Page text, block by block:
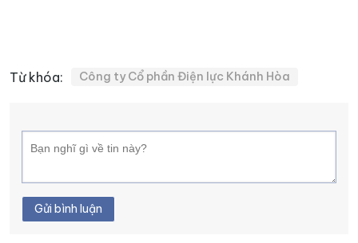
Từ khóa: Công ty Cổ phần Điện lực Khánh Hòa
Gửi bình luận